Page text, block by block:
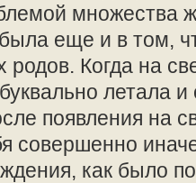
еще и в том,
Когда на
летала
появления на
совершенно
как было